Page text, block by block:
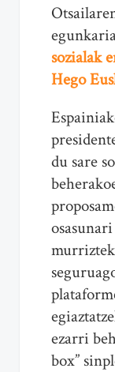
sozialak
Hego
du sare
ezarri
box”